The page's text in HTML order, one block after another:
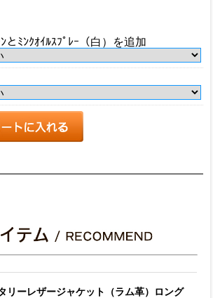
ﾝとﾐﾝｸｵｲﾙｽﾌﾟﾚｰ（白）を追加
リーレザージャケット（ラム革）ロング